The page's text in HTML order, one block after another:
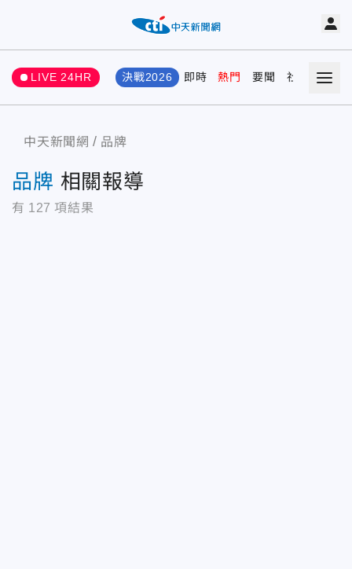
LIVE 24HR 決戰2026 即時 熱門 要聞 社會 娛樂
中天新聞網 品牌
品牌 相關報導
有 127 項結果